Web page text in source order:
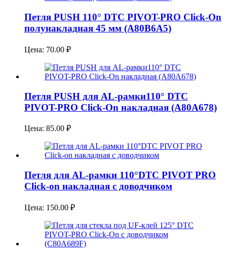
Петля PUSH 110° DTC PIVOT-PRO Click-On
полунакладная 45 мм (A80B6A5)
Цена: 70.00 ₽
Петля PUSH для AL-рамки110° DTC
PIVOT-PRO Click-On накладная (A80A678)
Цена: 85.00 ₽
Петля для AL-рамки 110°DTC PIVOT PRO
Click-on накладная с доводчиком
Цена: 150.00 ₽